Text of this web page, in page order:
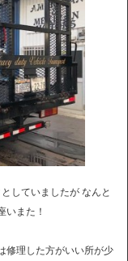
していましたが なんと
いまた！
修理した方がいい所が少